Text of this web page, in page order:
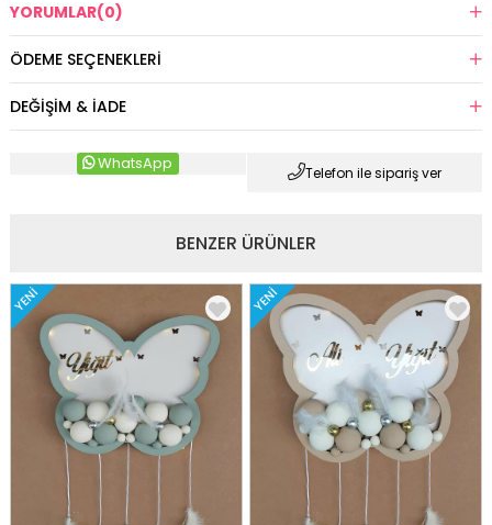
YORUMLAR(0)
ÖDEME SEÇENEKLERI
DEĞIŞIM & İADE
Telefon ile sipariş ver
WhatsApp
BENZER ÜRÜNLER
YENI YENI